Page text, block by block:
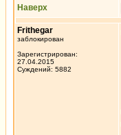
Наверх
Frithegar
заблокирован
Зарегистрирован:
27.04.2015
Суждений: 5882